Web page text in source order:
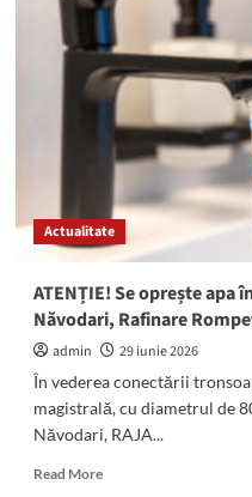
apa
în
localitățile
Biruința
și
Topraisar,
marți,
2026!
Actualitate
ATENȚIE! Se oprește apa
Năvodari, Rafinare
admin
29 iunie 2026
În vederea conectării
magistrală, cu diametrul de
Năvodari, RAJA...
Read MoreRead